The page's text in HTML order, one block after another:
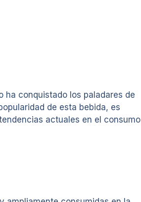
ha conquistado los paladares de
de esta bebida, es
actuales en el consumo